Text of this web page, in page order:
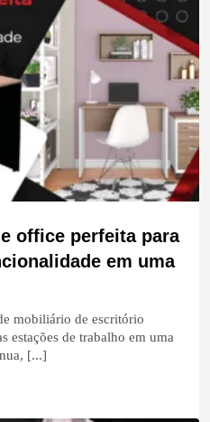
office perfeita para
em uma
mobiliário de escritório
estações de trabalho em uma
[...]